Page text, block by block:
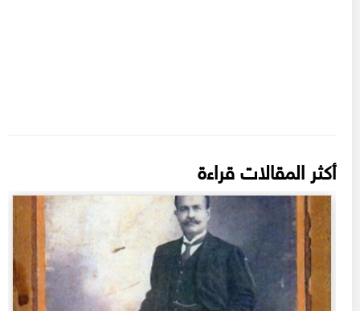
أكثر المقالات قراءة